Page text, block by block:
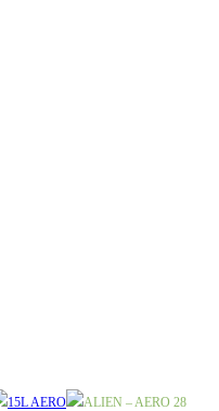
15L AERO
ALIEN – AERO 28